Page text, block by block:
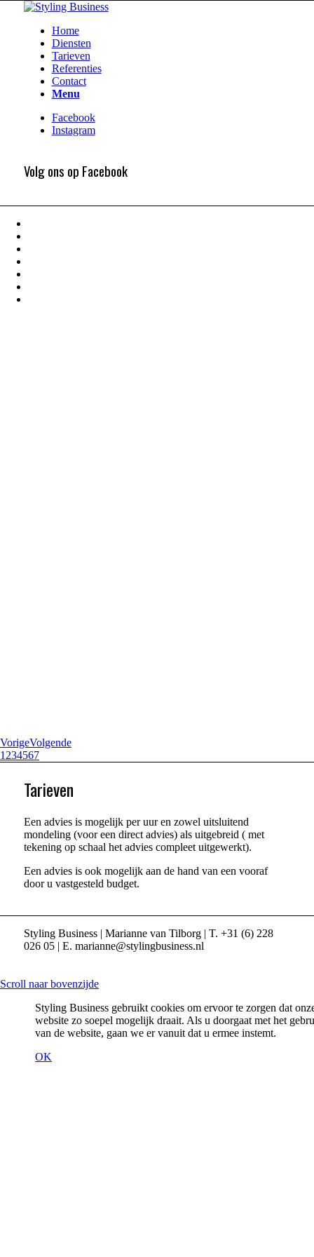
Home
Diensten
Tarieven
Referenties
Contact
Menu
Facebook
Instagram
Volg ons op Facebook
VorigeVolgende
1 234567
Tarieven
Een advies is mogelijk per uur en zowel uitsluitend
mondeling (voor een direct advies) als uitgebreid ( met
tekening op schaal het advies compleet uitgewerkt).
Een advies is ook mogelijk aan de hand van een vooraf
door u vastgesteld budget.
Styling Business | Marianne van Tilborg | T. +31 (6) 228
026 05 | E. marianne@stylingbusiness.nl
Scroll naar bovenzijde
Styling Business gebruikt cookies om ervoor te zorgen dat
website zo soepel mogelijk draait. Als u doorgaat met het
van de website, gaan we er vanuit dat u ermee instemt.
OK